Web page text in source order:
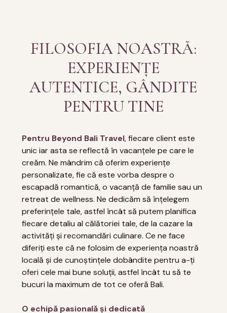
FILOSOFIA NOASTRĂ:
EXPERIENȚE
AUTENTICE, GÂNDITE
PENTRU TINE
Pentru Beyond Bali Travel, fiecare client este
unic iar asta se reflectă în vacanțele pe care le
creăm. Ne mândrim că oferim experiențe
personalizate, fie că este vorba despre o
escapadă romantică, o vacanță de familie sau un
retreat de wellness. Ne dedicăm să înțelegem
preferințele tale, astfel încât să putem planifica
fiecare detaliu al călătoriei tale, de la cazare la
activități și recomandări culinare. Ce ne face
diferiți este că ne folosim de experiența noastră
locală și de cunoștințele dobândite pentru a-ți
oferi cele mai bune soluții, astfel încât tu să te
bucuri la maximum de tot ce oferă Bali.
O echipă pasională și dedicată